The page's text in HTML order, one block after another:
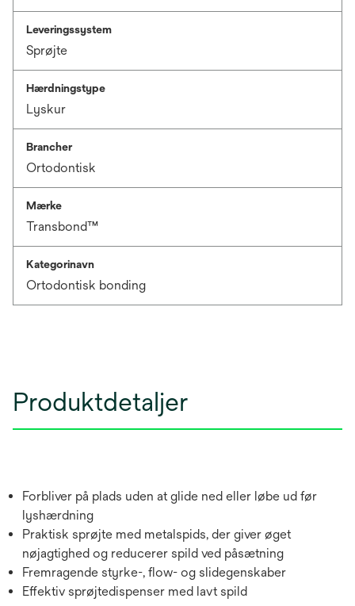
Leveringssystem
Sprøjte
Hærdningstype
Lyskur
Brancher
Ortodontisk
Mærke
Transbond™
Kategorinavn
Ortodontisk bonding
Produktdetaljer
Forbliver på plads uden at glide ned eller løbe ud før
lyshærdning
Praktisk sprøjte med metalspids, der giver øget
nøjagtighed og reducerer spild ved påsætning
Fremragende styrke-, flow- og slidegenskaber
Effektiv sprøjtedispenser med lavt spild